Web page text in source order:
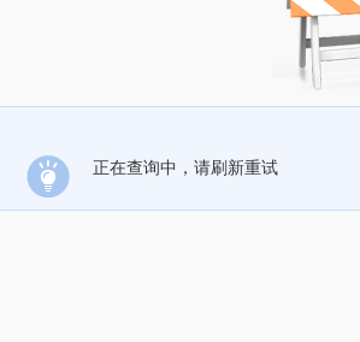
正在查询中，请刷新重试